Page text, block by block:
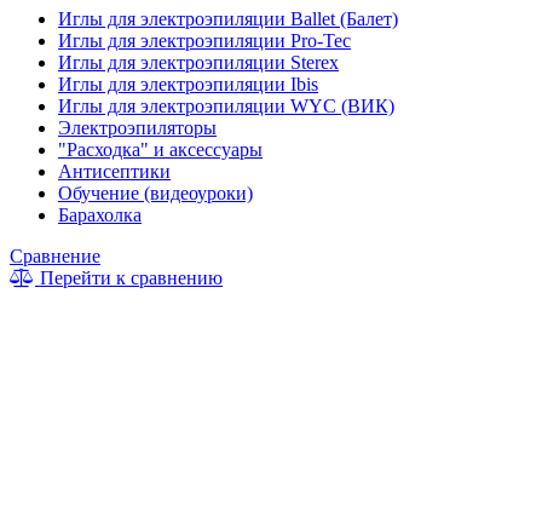
Иглы для электроэпиляции Ballet (Балет)
Иглы для электроэпиляции Pro-Tec
Иглы для электроэпиляции Sterex
Иглы для электроэпиляции Ibis
Иглы для электроэпиляции WYC (ВИК)
Электроэпиляторы
"Расходка" и аксессуары
Антисептики
Обучение (видеоуроки)
Барахолка
Сравнение
Перейти к сравнению